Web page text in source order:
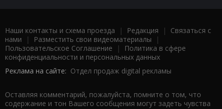
Наши контакты и схема проезда | Редакция | Связаться с
нами | Разместить свои видеоматериалы |
Пользовательское Соглашение |
Политика в сфере
конфиденциальности и персональных данных
Реклама на сайте: Отдел продаж digital рекламы
Оставляя комментарий, пожалуйста, помните о том, что
содержание и тон Вашего сообщения могут задеть чувства